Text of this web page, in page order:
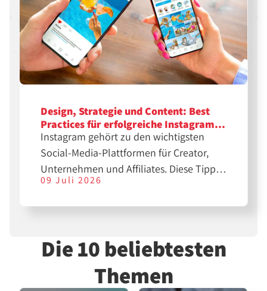
Design, Strategie und Content: Best
Practices für erfolgreiche Instagram-
Feeds
Instagram gehört zu den wichtigsten
Social-Media-Plattformen für Creator,
Unternehmen und Affiliates. Diese Tipps
helfen dir bei der Erstellung
09 Juli 2026
Die 10 beliebtesten
Themen